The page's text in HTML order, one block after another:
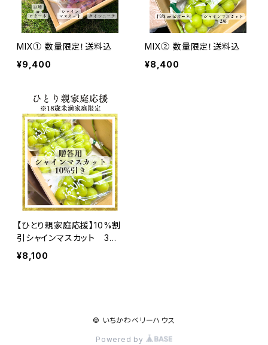
MIX① 数量限定！送料込
¥9,400
MIX② 数量限定！送料込
¥8,400
【ひとり親家庭応援】10%割
引シャインマスカット 3～
4房(2kg)送料込
¥8,100
© いちかわベリーハウス
Powered by